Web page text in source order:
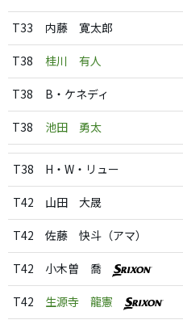
T33 内藤 寛太郎
T38 桂川 有人
T38 B・ケネディ
T38 池田 勇太
T38 H・W・リュー
T42 山田 大晟
T42 佐藤 快斗（アマ）
T42 小木曽 喬
T42 生源寺 龍憲